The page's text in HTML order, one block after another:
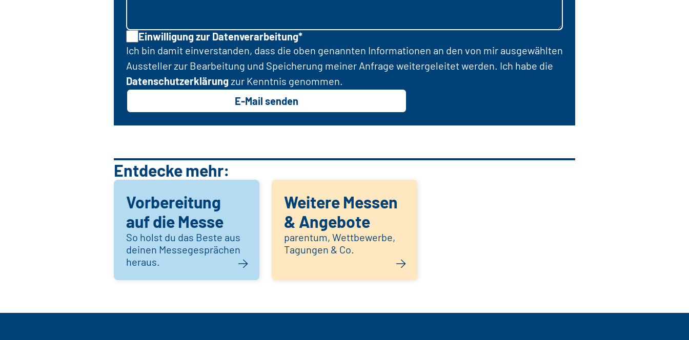
Einwilligung zur Datenverarbeitung*
Ich bin damit einverstanden, dass die oben genannten Informationen an den von mir ausgewählten
Aussteller zur Bearbeitung und Speicherung meiner Anfrage weitergeleitet werden. Ich habe die
Datenschutzerklärungzur Kenntnis genommen.
E-Mail senden
Entdecke mehr:
Vorbereitung
auf die Messe
So holst du das Beste aus
deinen Messegesprächen
heraus.
Weitere Messen
& Angebote
parentum, Wettbewerbe,
Tagungen & Co.